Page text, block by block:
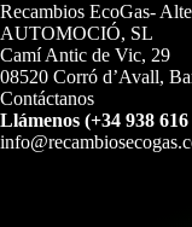
Recambios EcoGas-
AUTOMOCIÓ, SL
Camí Antic de Vic, 29
08520 Corró d’Avall,
Contáctanos
Llámenos (+34 938 616